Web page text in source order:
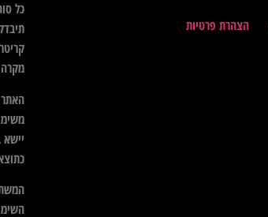
הצהרת פרטיות
כל
מקרה
האתר